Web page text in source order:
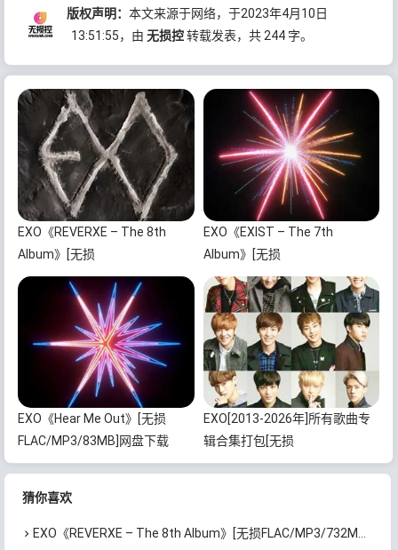
版权声明：本文来源于网络，于2023年4月10日
13:51:55，由无损控转载发表，共 244 字。
EXO《REVERXE – The 8th
Album》[无损
FLAC/MP3/732MB]百度云网盘
EXO《EXIST – The 7th
Album》[无损
FLAC/MP3/767MB]百度云网盘
下载
EXO《Hear Me Out》[无损
FLAC/MP3/83MB]网盘下载
EXO[2013-2026年]所有歌曲专
辑合集打包[无损
FLAC/MP3/5.03GB]百度云网盘
猜你喜欢
EXO《REVERXE – The 8th Album》[无损FLAC/MP3/732MB]百度云网盘下载